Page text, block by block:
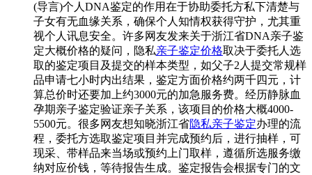
(导言)个人DNA鉴定的作用在于协助委托方私下清楚与
子女有无血缘关系，确保个人知情权获得守护，尤其重
视个人讯息安全。许多网友发来关于浙江省DNA亲子鉴
定大概价格的疑问，隐私亲子鉴定价格取决于委托人选
取的鉴定项目及提交的样本类型，如父子2人提交常规样
品申请七小时内出结果，鉴定方面价格约两千四元，计
算总价时还要加上约3000元的加急服务费。经历静脉血
孕期亲子鉴定验证亲子关系，该项目的价格大概4000-
5500元。很多网友想知晓浙江省隐私亲子鉴定办理的流
程，委托方选取鉴定项目并完成预约后，进行抽样，可
现采、带样品来当场或预约上门取样，遵循所选服务缴
纳对应价钱，等待报告生成。鉴定报告会根据专门的文